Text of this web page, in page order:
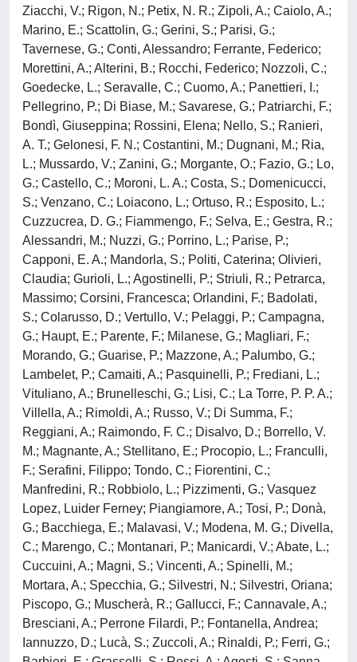
Ziacchi, V.; Rigon, N.; Petix, N. R.; Zipoli, A.; Caiolo, A.;
Marino, E.; Scattolin, G.; Gerini, S.; Parisi, G.;
Tavernese, G.; Conti, Alessandro; Ferrante, Federico;
Morettini, A.; Alterini, B.; Rocchi, Federico; Nozzoli, C.;
Goedecke, L.; Seravalle, C.; Cuomo, A.; Panettieri, I.;
Pellegrino, P.; Di Biase, M.; Savarese, G.; Patriarchi, F.;
Bondì, Giuseppina; Rossini, Elena; Nello, S.; Ranieri,
A. T.; Gelonesi, F. N.; Costantini, M.; Dugnani, M.; Ria,
L.; Mussardo, V.; Zanini, G.; Morgante, O.; Fazio, G.; Lo,
G.; Castello, C.; Moroni, L. A.; Costa, S.; Domenicucci,
S.; Venzano, C.; Loiacono, L.; Ortuso, R.; Esposito, L.;
Cuzzucrea, D. G.; Fiammengo, F.; Selva, E.; Gestra, R.;
Alessandri, M.; Nuzzi, G.; Porrino, L.; Parise, P.;
Capponi, E. A.; Mandorla, S.; Politi, Caterina; Olivieri,
Claudia; Gurioli, L.; Agostinelli, P.; Striuli, R.; Petrarca,
Massimo; Corsini, Francesca; Orlandini, F.; Badolati,
S.; Colarusso, D.; Vertullo, V.; Pelaggi, P.; Campagna,
G.; Haupt, E.; Parente, F.; Milanese, G.; Magliari, F.;
Morando, G.; Guarise, P.; Mazzone, A.; Palumbo, G.;
Lambelet, P.; Camaiti, A.; Pasquinelli, P.; Frediani, L.;
Vituliano, A.; Brunelleschi, G.; Lisi, C.; La Torre, P. P. A.;
Villella, A.; Rimoldi, A.; Russo, V.; Di Summa, F.;
Reggiani, A.; Raimondo, F. C.; Disalvo, D.; Borrello, V.
M.; Magnante, A.; Stellitano, E.; Procopio, L.; Franculli,
F.; Serafini, Filippo; Tondo, C.; Fiorentini, C.;
Manfredini, R.; Robbiolo, L.; Pizzimenti, G.; Vasquez
Lopez, Luider Ferney; Piangiamore, A.; Tosi, P.; Donà,
G.; Bacchiega, E.; Malavasi, V.; Modena, M. G.; Divella,
C.; Marengo, C.; Montanari, P.; Manicardi, V.; Abate, L.;
Cuccuini, A.; Magni, S.; Vincenti, A.; Spinelli, M.;
Mortara, A.; Specchia, G.; Silvestri, N.; Silvestri, Oriana;
Piscopo, G.; Muscherà, R.; Gallucci, F.; Cannavale, A.;
Bresciani, A.; Perrone Filardi, P.; Fontanella, Andrea;
Iannuzzo, D.; Lucà, S.; Zuccoli, A.; Rinaldi, P.; Ferri, G.;